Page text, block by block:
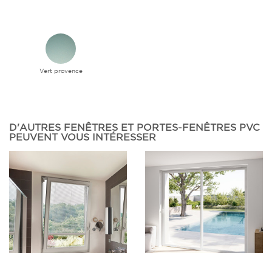
Vert provence
D'AUTRES FENÊTRES ET PORTES-FENÊTRES PVC
PEUVENT VOUS INTÉRESSER